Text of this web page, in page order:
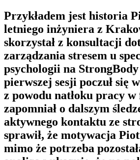
Przykładem jest historia
letniego inżyniera z
skorzystał z konsultacji
zarządzania stresem u
psychologii na
pierwszej sesji poczuł się
z powodu natłoku pracy
zapomniał o dalszym
aktywnego kontaktu ze
sprawił, że motywacja
mimo że potrzeba